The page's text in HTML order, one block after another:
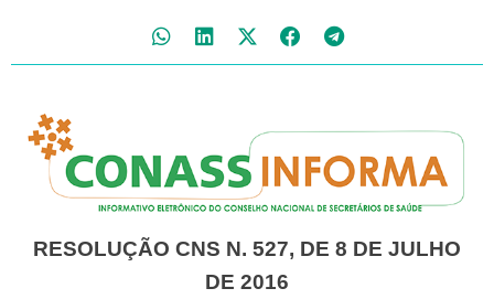
RESOLUÇÃO CNS N. 527, DE 8 DE JULHO
DE 2016